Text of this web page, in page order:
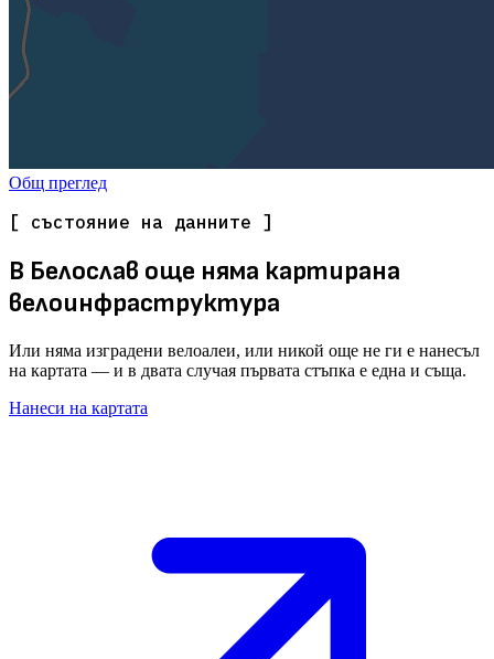
Общ преглед
[ състояние на данните ]
В Белослав още няма картирана
велоинфраструктура
Или няма изградени велоалеи, или никой още не ги е нанесъл
на картата — и в двата случая първата стъпка е една и съща.
Нанеси на картата